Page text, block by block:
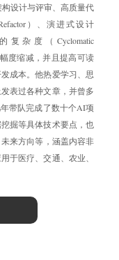
设计与评审、高质量代
）、演进式设计
复杂度（Cyclomatic
度缩减，并且提高可读
成本。他热爱学习、思
表过各种文章，并曾多
带队完成了数十个AI项
掘等具体技术要点，也
来方向等，涵盖内容非
于医疗、交通、农业、